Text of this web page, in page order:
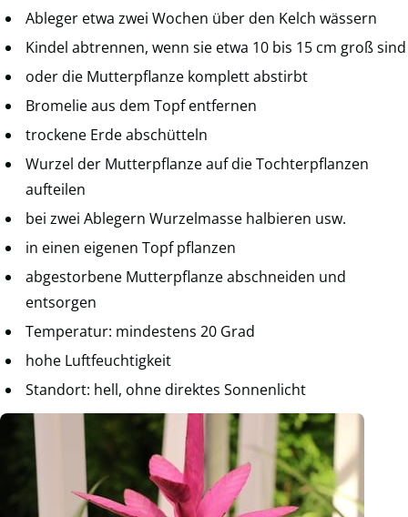
Ableger etwa zwei Wochen über den Kelch wässern
Kindel abtrennen, wenn sie etwa 10 bis 15 cm groß sind
oder die Mutterpflanze komplett abstirbt
Bromelie aus dem Topf entfernen
trockene Erde abschütteln
Wurzel der Mutterpflanze auf die Tochterpflanzen
aufteilen
bei zwei Ablegern Wurzelmasse halbieren usw.
in einen eigenen Topf pflanzen
abgestorbene Mutterpflanze abschneiden und
entsorgen
Temperatur: mindestens 20 Grad
hohe Luftfeuchtigkeit
Standort: hell, ohne direktes Sonnenlicht